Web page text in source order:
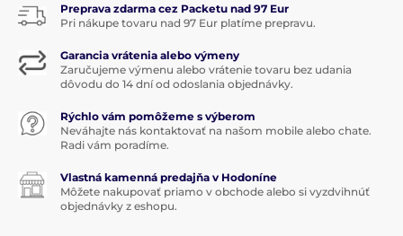
Preprava zdarma cez Packetu nad 97 Eur
Pri nákupe tovaru nad 97 Eur platíme prepravu.
Garancia vrátenia alebo výmeny
Zaručujeme výmenu alebo vrátenie tovaru bez udania
dôvodu do 14 dní od odoslania objednávky.
Rýchlo vám pomôžeme s výberom
Neváhajte nás kontaktovať na našom mobile alebo chate.
Radi vám poradíme.
Vlastná kamenná predajňa v Hodoníne
Môžete nakupovať priamo v obchode alebo si vyzdvihnúť
objednávky z eshopu.